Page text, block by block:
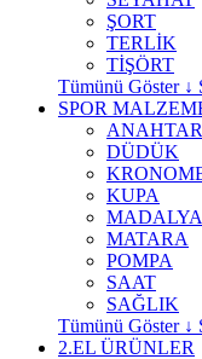
ŞORT
TERLİK
TİŞÖRT
Tümünü Göster
SPOR
DÜDÜK
KUPA
MADALYA
MATARA
POMPA
SAAT
SAĞLIK
Tümünü Göster
2.EL ÜRÜNLER